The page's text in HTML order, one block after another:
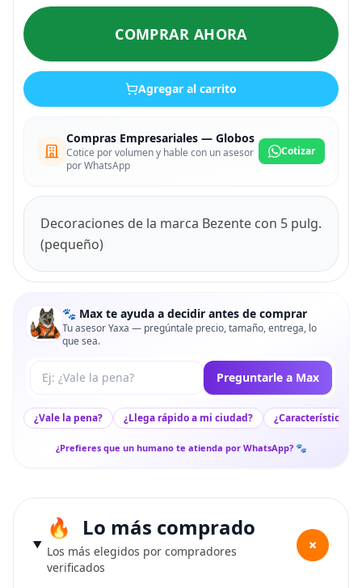
COMPRAR AHORA
Agregar al carrito
Compras Empresariales — Globos
Cotice por volumen y hable con un asesor
por WhatsApp
Cotizar
Decoraciones de la marca Bezente con 5 pulg.
(pequeño)
🐾 Max te ayuda a decidir antes de comprar
Tu asesor Yaxa — pregúntale precio, tamaño, entrega, lo
que sea.
Tu pregunta a Max Preguntarle a Max
¿Vale la pena? ¿Llega rápido a mi ciudad? ¿Características
¿Prefieres que un humano te atienda por WhatsApp? 🐾
Lo más comprado
Los más elegidos por compradores
verificados
+